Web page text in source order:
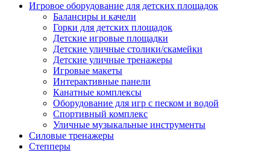
Игровое оборудование для детских площадок
Балансиры и качели
Горки для детских площадок
Детские игровые площадки
Детские уличные столики/скамейки
Детские уличные тренажеры
Игровые макеты
Интерактивные панели
Канатные комплексы
Оборудование для игр с песком и водой
Спортивный комплекс
Уличные музыкальные инструменты
Силовые тренажеры
Степперы